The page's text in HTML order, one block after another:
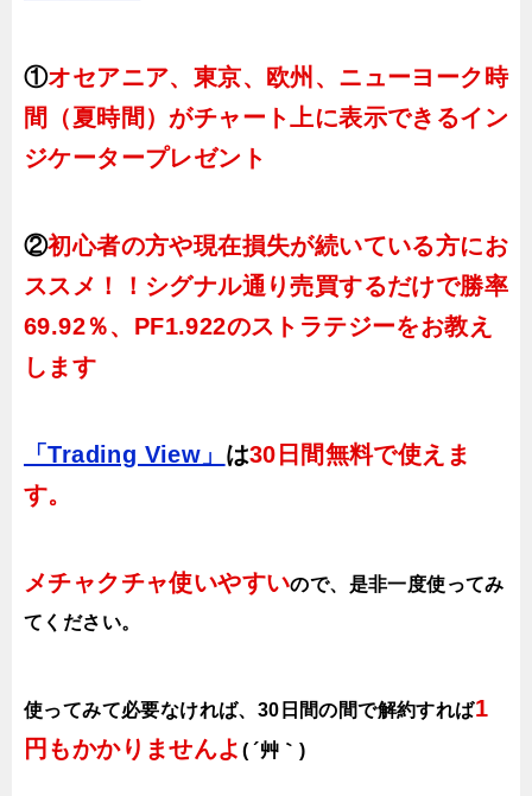
①オセアニア、東京、欧州、ニューヨーク時
間（夏時間）がチャート上に表示できるイン
ジケータープレゼント
②初心者の方や現在損失が続いている方にお
ススメ！！シグナル通り売買するだけで勝率
69.92％、PF1.922のストラテジーをお教え
します
「Trading View」 は30日間無料で使えま
す。
メチャクチャ使いやすいので、 是非一度使ってみ
てください。
使ってみて必要なければ、30日間の間で解約すれば1
円もかかりませんよ ( ´艸｀)